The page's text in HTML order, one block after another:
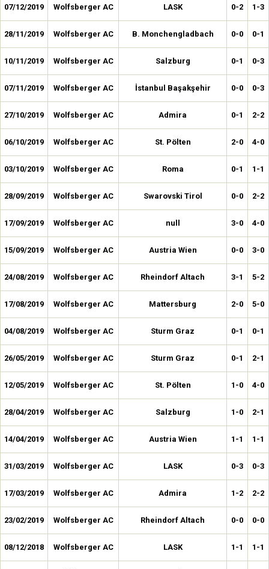
07/12/2019 Wolfsberger AC LASK 0-2 1-3
28/11/2019 Wolfsberger AC B. Monchengladbach 0-0 0-1
10/11/2019 Wolfsberger AC Salzburg 0-1 0-3
07/11/2019 Wolfsberger AC İstanbul Başakşehir 0-0 0-3
27/10/2019 Wolfsberger AC Admira 0-1 2-2
06/10/2019 Wolfsberger AC St. Pölten 2-0 4-0
03/10/2019 Wolfsberger AC Roma 0-1 1-1
28/09/2019 Wolfsberger AC Swarovski Tirol 0-0 2-2
17/09/2019 Wolfsberger AC null 3-0 4-0
15/09/2019 Wolfsberger AC Austria Wien 0-0 3-0
24/08/2019 Wolfsberger AC Rheindorf Altach 3-1 5-2
17/08/2019 Wolfsberger AC Mattersburg 2-0 5-0
04/08/2019 Wolfsberger AC Sturm Graz 0-1 0-1
26/05/2019 Wolfsberger AC Sturm Graz 0-1 2-1
12/05/2019 Wolfsberger AC St. Pölten 1-0 4-0
28/04/2019 Wolfsberger AC Salzburg 1-0 2-1
14/04/2019 Wolfsberger AC Austria Wien 1-1 1-1
31/03/2019 Wolfsberger AC LASK 0-3 0-3
17/03/2019 Wolfsberger AC Admira 1-2 2-2
23/02/2019 Wolfsberger AC Rheindorf Altach 0-0 0-0
08/12/2018 Wolfsberger AC LASK 1-1 1-1